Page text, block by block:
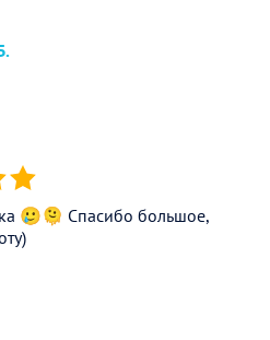
(*)
🥲🫠 Спасибо большое,